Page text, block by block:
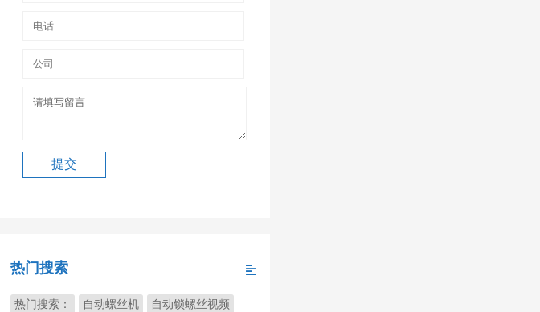
热门搜索
热门搜索： 自动螺丝机 自动锁螺丝视频